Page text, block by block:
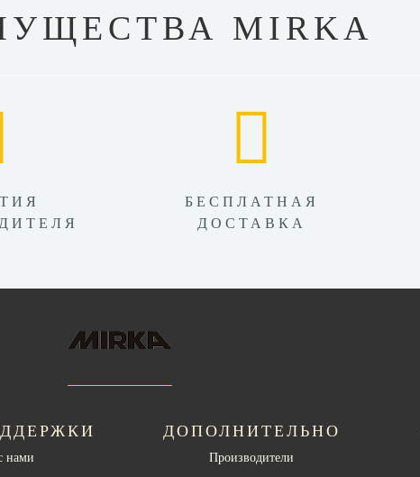
MIRKA
БЕСПЛАТНАЯ
ДОСТАВКА
нами
ДОПОЛНИТЕЛЬНО
Производители